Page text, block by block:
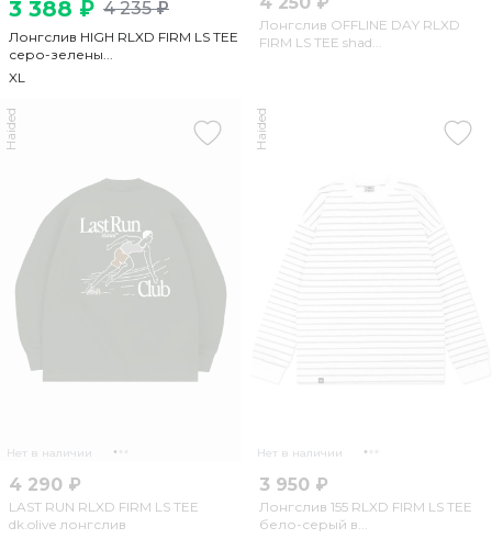
3 388 ₽ 4 235 ₽
Лонгслив HIGH RLXD FIRM LS TEE
серо-зелены...
XL
Лонгслив OFFLINE DAY RLXD
FIRM LS TEE shad...
Нет в наличии
Haided
4 290 ₽
LAST RUN RLXD FIRM LS TEE
dk.olive лонгслив
Нет в наличии
Haided
3 950 ₽
Лонгслив 155 RLXD FIRM LS TEE
бело-серый в...